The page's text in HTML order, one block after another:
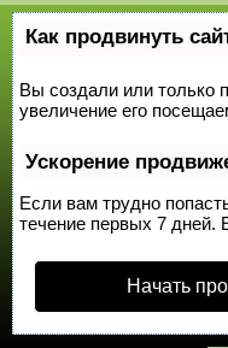
Как продвинуть
Вы создали или только
увеличение его
Ускорение
Если вам трудно
течение первых 7 дней.
Начать